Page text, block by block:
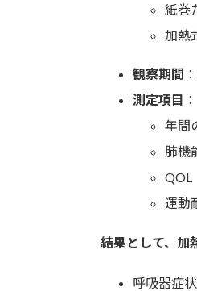
紙巻
加熱
観察期間
測定項目 ：
年間
肺機
QOL
運動
結果として、加
呼吸器症